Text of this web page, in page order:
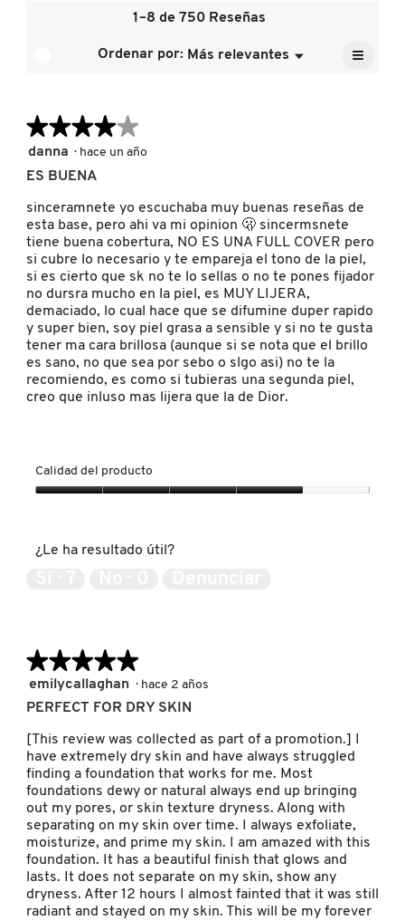
GIORGIO ARMANI
GIVENCHY
GLOSSIER
GLOW RECIPE
GUCCI
HUDA BEAUTY
ILIA
INNISFREE
ISDIN
IT COSMETICS
JEAN PAUL GAULTIER
1–8 de 750 Reseñas
Ordenar por: Más relevantes ▼
Menú ≡
a
★★★★★
★★★★★
4
5
estrellas.
danna · hace un año
ES BUENA
sinceramnete yo escuchaba muy buenas reseñas de
esta base, pero ahi va mi opinion 🫢 sincermsnete
tiene buena cobertura, NO ES UNA FULL COVER pero
si cubre lo necesario y te empareja el tono de la piel,
si es cierto que sk no te lo sellas o no te pones fijador
no dursra mucho en la piel, es MUY LIJERA,
demaciado, lo cual hace que se difumine duper rapido
y super bien, soy piel grasa a sensible y si no te gusta
tener ma cara brillosa (aunque si se nota que el brillo
es sano, no que sea por sebo o slgo asi) no te la
recomiendo, es como si tubieras una segunda piel,
creo que inluso mas lijera que la de Dior.
Calidad del producto
4
¿Le ha resultado útil?
★★★★★
★★★★★
5
de
estrellas.
emilycallaghan · hace 2 años
PERFECT FOR DRY SKIN
[This review was collected as part of a promotion.] I
have extremely dry skin and have always struggled
finding a foundation that works for me. Most
foundations dewy or natural always end up bringing
out my pores, or skin texture dryness. Along with
separating on my skin over time. I always exfoliate,
moisturize, and prime my skin. I am amazed with this
foundation. It has a beautiful finish that glows and
lasts. It does not separate on my skin, show any
dryness. After 12 hours I almost fainted that it was still
radiant and stayed on my skin. This will be my forever